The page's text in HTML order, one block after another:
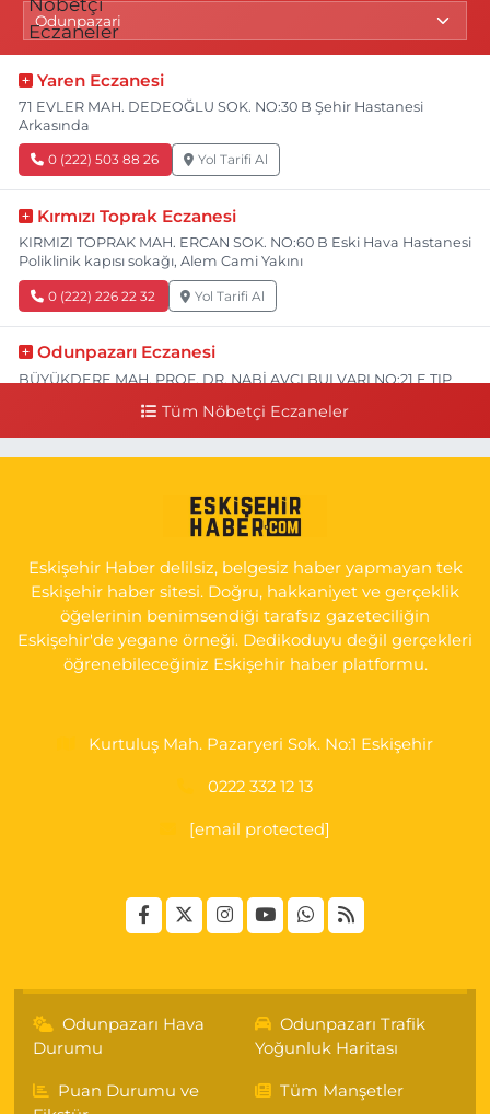
Yaren Eczanesi
71 EVLER MAH. DEDEOĞLU SOK. NO:30 B Şehir Hastanesi
Arkasında
0 (222) 503 88 26 Yol Tarifi Al
Kırmızı Toprak Eczanesi
KIRMIZI TOPRAK MAH. ERCAN SOK. NO:60 B Eski Hava Hastanesi
Poliklinik kapısı sokağı, Alem Cami Yakını
0 (222) 226 22 32 Yol Tarifi Al
Odunpazarı Eczanesi
BÜYÜKDERE MAH. PROF. DR. NABİ AVCI BULVARI NO:21 E TIP
YENİDOĞAN MH.ŞEHİT SERKAN ÖZAYDIN CD.8 B ESKİ DEVLET
0 (222) 237 75 17 Yol Tarifi Al
Tüm Nöbetçi Eczaneler
Eskişehir Haber delilsiz, belgesiz haber yapmayan tek
Eskişehir haber sitesi. Doğru, hakkaniyet ve gerçeklik
öğelerinin benimsendiği tarafsız gazeteciliğin
Eskişehir'de yegane örneği. Dedikoduyu değil gerçekleri
öğrenebileceğiniz Eskişehir haber platformu.
Kurtuluş Mah. Pazaryeri Sok. No:1 Eskişehir
0222 332 12 13
[email protected]
Odunpazarı Hava
Durumu
Odunpazarı Trafik
Yoğunluk Haritası
Puan Durumu ve
Tüm Manşetler